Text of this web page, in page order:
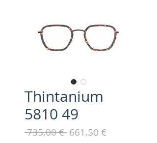
Thintanium
5810 49
735,00 € Prezzo
661,50 €Prezzo